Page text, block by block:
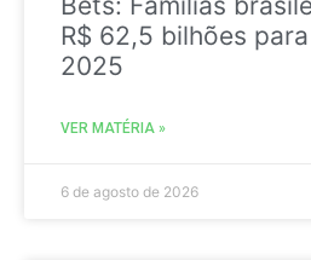
R$ 62,5 bilhões
2025
VER MATÉRIA »
6 de agosto de 2026